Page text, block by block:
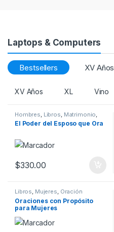
Laptops & Computers
Bestsellers XV Años
XV Años XL Vino
Hombres Libros Matrimonio
Oración
El Poder del Esposo que Ora
$330.00
Libros, Mujeres, Oración
Oraciones con Propósito
para Mujeres